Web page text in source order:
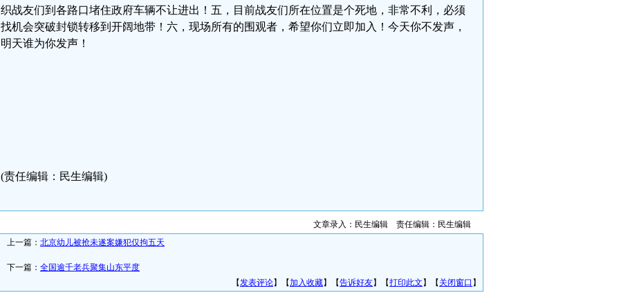
织战友们到各路口堵住政府车辆不让进出！五，目前战友们所在位置是个死地，非常不利，必须
找机会突破封锁转移到开阔地带！六，现场所有的围观者，希望你们立即加入！今天你不发声，
明天谁为你发声！
(责任编辑：民生编辑)
文章录入：民生编辑 责任编辑：民生编辑
上一篇： 北京幼儿被抢未遂案嫌犯仅拘五天
下一篇： 全国逾千老兵聚集山东平度
【发表评论】【加入收藏】【告诉好友】【打印此文 】【 关闭窗口 】